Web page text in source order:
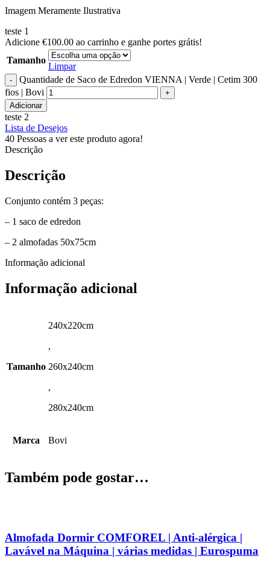
Imagem Meramente Ilustrativa
teste 1
Adicione €100.00 ao carrinho e ganhe portes grátis!
Tamanho
Limpar
Quantidade de Saco de Edredon VIENNA | Verde | Cetim 300
fios | Bovi
Adicionar
teste 2
Lista de Desejos
40 Pessoas a ver este produto agora!
Descrição
Descrição
Conjunto contém 3 peças:
– 1 saco de edredon
– 2 almofadas 50x75cm
Informação adicional
Informação adicional
Tamanho
240x220cm
,
260x240cm
,
280x240cm
Marca Bovi
Também pode gostar…
Almofada Dormir COMFOREL | Anti-alérgica |
Lavável na Máquina | várias medidas | Eurospuma